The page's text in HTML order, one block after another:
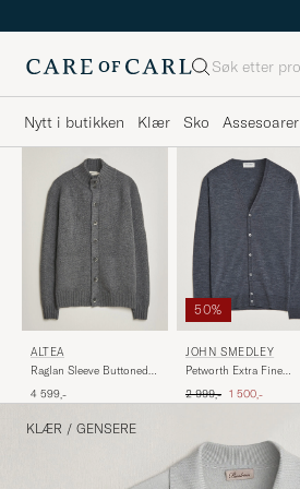
Søk
Nytt i butikken Klær Sko Assesoarer
ALTEA
Raglan Sleeve Buttoned
4 599,-
50%
JOHN SMEDLEY
Petworth Extra Fine
Charcoal
Ordinær pris
2 999,- Nedsatt pris
1 500,-
KLÆR / GENSERE